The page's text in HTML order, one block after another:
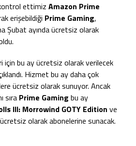
ettimiz Amazon Prime
erişebildiği Prime Gaming,
Şubat ayında ücretsiz olarak
için bu ay ücretsiz olarak verilecek
Hizmet bu ay daha çok
ücretsiz olarak sunuyor. Ancak
sıra Prime Gaming bu ay
III: Morrowind GOTY Edition ve
ücretsiz olarak abonelerine sunacak.